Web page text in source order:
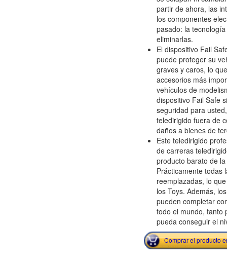
partir de ahora, las
los componentes
pasado: la
eliminarlas.
El dispositivo Fail
puede proteger su
graves y caros, lo
accesorios más
vehículos de
dispositivo Fail Safe
seguridad para
teledirigido fuera de
daños a bienes de
Este teledirigido
de carreras
producto barato de
Prácticamente todas
reemplazadas, lo
los Toys. Además,
pueden completar
todo el mundo, tanto
pueda conseguir el
Comprar el producto